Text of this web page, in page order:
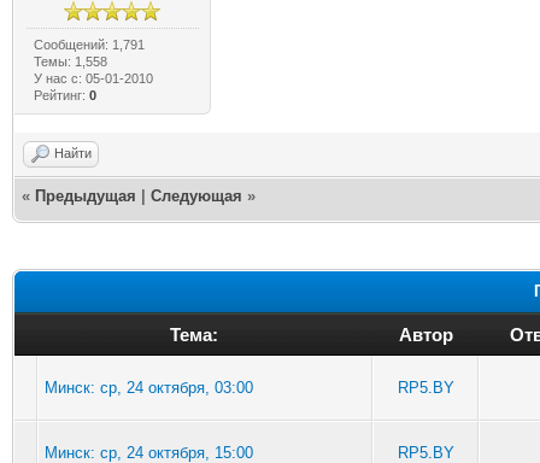
Сообщений: 1,791
Темы: 1,558
У нас с: 05-01-2010
Рейтинг: 0
Найти
« Предыдущая Следующая »
Тема: Автор
Минск: ср, 24 октября, 03:00 RP5.BY
Минск: ср, 24 октября, 15:00 RP5.BY